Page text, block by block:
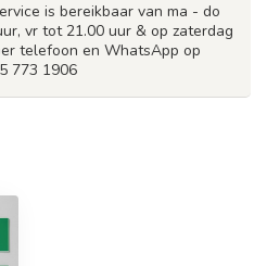
is bereikbaar van ma - do
vr tot 21.00 uur & op zaterdag
telefoon en WhatsApp op
773 1906